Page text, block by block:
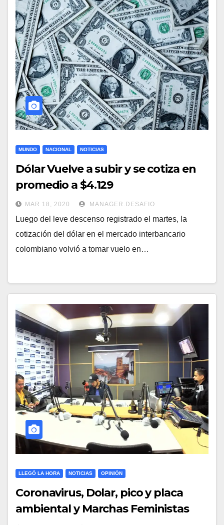
MUNDO NACIONAL NOTICIAS
Dólar Vuelve a subir y se cotiza en
promedio a $4.129
MAR 18, 2020 MANAGER.DESAFIO
Luego del leve descenso registrado el martes, la
cotización del dólar en el mercado interbancario
colombiano volvió a tomar vuelo en…
LLEGÓ LA HORA NOTICIAS OPINIÓN
Coronavirus, Dolar, pico y placa
ambiental y Marchas Feministas